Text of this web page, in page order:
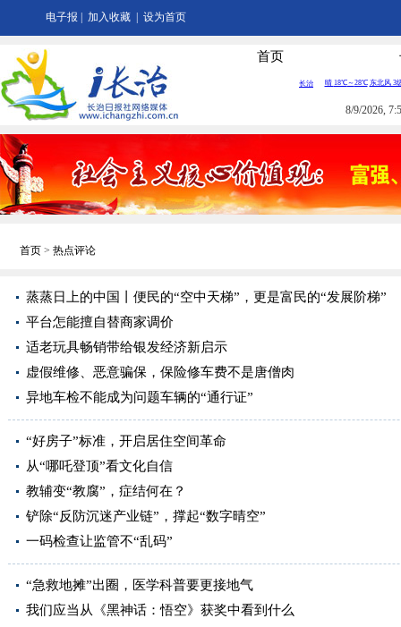
电子报 加入收藏 设为首页
首页
8/9/2026,
首页 > 热点评论
蒸蒸日上的中国丨便民的“空中天梯”，更是富民的“发展阶梯”
平台怎能擅自替商家调价
适老玩具畅销带给银发经济新启示
虚假维修、恶意骗保，保险修车费不是唐僧肉
异地车检不能成为问题车辆的“通行证”
“好房子”标准，开启居住空间革命
从“哪吒登顶”看文化自信
教辅变“教腐”，症结何在？
铲除“反防沉迷产业链”，撑起“数字晴空”
一码检查让监管不“乱码”
“急救地摊”出圈，医学科普要更接地气
我们应当从《黑神话：悟空》获奖中看到什么